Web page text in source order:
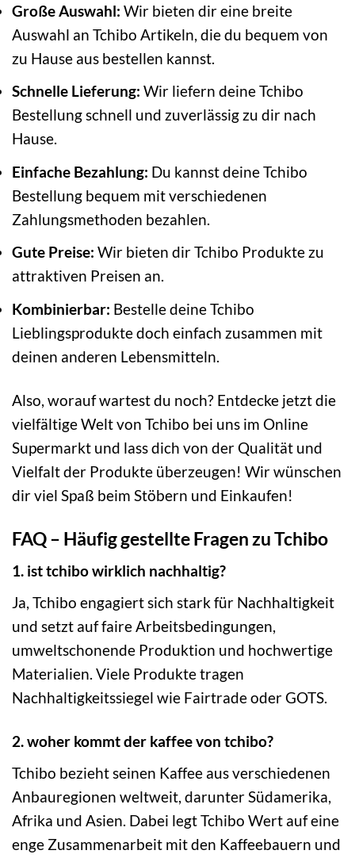
Große Auswahl: Wir bieten dir eine breite
Auswahl an Tchibo Artikeln, die du bequem von
zu Hause aus bestellen kannst.
Schnelle Lieferung: Wir liefern deine Tchibo
Bestellung schnell und zuverlässig zu dir nach
Hause.
Einfache Bezahlung: Du kannst deine Tchibo
Bestellung bequem mit verschiedenen
Zahlungsmethoden bezahlen.
Gute Preise: Wir bieten dir Tchibo Produkte zu
attraktiven Preisen an.
Kombinierbar: Bestelle deine Tchibo
Lieblingsprodukte doch einfach zusammen mit
deinen anderen Lebensmitteln.
Also, worauf wartest du noch? Entdecke jetzt die
vielfältige Welt von Tchibo bei uns im Online
Supermarkt und lass dich von der Qualität und
Vielfalt der Produkte überzeugen! Wir wünschen
dir viel Spaß beim Stöbern und Einkaufen!
FAQ – Häufig gestellte Fragen zu Tchibo
1. ist tchibo wirklich nachhaltig?
Ja, Tchibo engagiert sich stark für Nachhaltigkeit
und setzt auf faire Arbeitsbedingungen,
umweltschonende Produktion und hochwertige
Materialien. Viele Produkte tragen
Nachhaltigkeitssiegel wie Fairtrade oder GOTS.
2. woher kommt der kaffee von tchibo?
Tchibo bezieht seinen Kaffee aus verschiedenen
Anbauregionen weltweit, darunter Südamerika,
Afrika und Asien. Dabei legt Tchibo Wert auf eine
enge Zusammenarbeit mit den Kaffeebauern und